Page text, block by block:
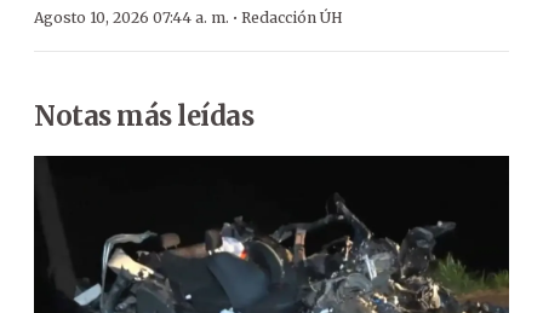
Agosto 10, 2026 07:44 a. m. · Redacción ÚH
Notas más leídas